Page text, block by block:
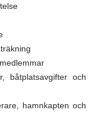
båtplatsavgifter och
hamnkapten och